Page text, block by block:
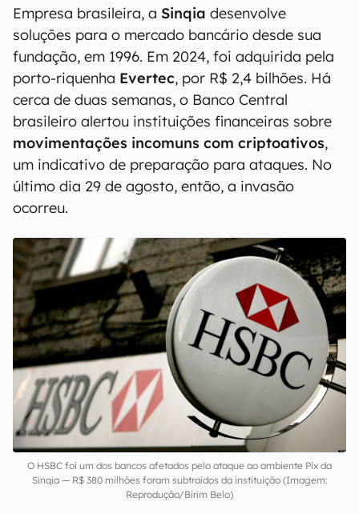
Empresa brasileira, a Sinqia desenvolve
soluções para o mercado bancário desde sua
fundação, em 1996. Em 2024, foi adquirida pela
porto-riquenha Evertec, por R$ 2,4 bilhões. Há
cerca de duas semanas, o Banco Central
brasileiro alertou instituições financeiras sobre
movimentações incomuns com criptoativos,
um indicativo de preparação para ataques. No
último dia 29 de agosto, então, a invasão
ocorreu.
O HSBC foi um dos bancos afetados pelo ataque ao ambiente Pix da
Sinqia — R$ 380 milhões foram subtraídos da instituição (Imagem:
Reprodução/Birim Belo)